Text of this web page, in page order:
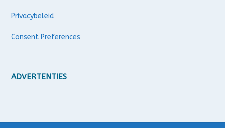
Privacybeleid
Consent Preferences
ADVERTENTIES